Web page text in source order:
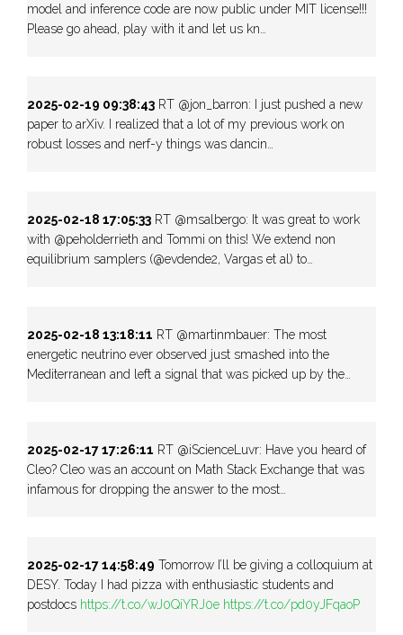
model and inference code are now public under MIT license!!!
Please go ahead, play with it and let us kn…
2025-02-19 09:38:43 RT @jon_barron: I just pushed a new
paper to arXiv. I realized that a lot of my previous work on
robust losses and nerf-y things was dancin…
2025-02-18 17:05:33 RT @msalbergo: It was great to work
with @peholderrieth and Tommi on this! We extend non
equilibrium samplers (@evdende2, Vargas et al) to…
2025-02-18 13:18:11 RT @martinmbauer: The most
energetic neutrino ever observed just smashed into the
Mediterranean and left a signal that was picked up by the…
2025-02-17 17:26:11 RT @iScienceLuvr: Have you heard of
Cleo? Cleo was an account on Math Stack Exchange that was
infamous for dropping the answer to the most…
2025-02-17 14:58:49 Tomorrow I’ll be giving a colloquium at
DESY. Today I had pizza with enthusiastic students and
postdocs https://t.co/wJ0QiYRJ0e https://t.co/pd0yJFqaoP